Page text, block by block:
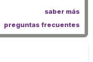
saber más
preguntas frecuentes